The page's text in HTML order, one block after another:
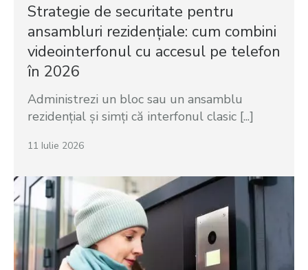
Strategie de securitate pentru
ansambluri rezidențiale: cum combini
videointerfonul cu accesul pe telefon
în 2026
Administrezi un bloc sau un ansamblu
rezidențial și simți că interfonul clasic [...]
11 Iulie 2026